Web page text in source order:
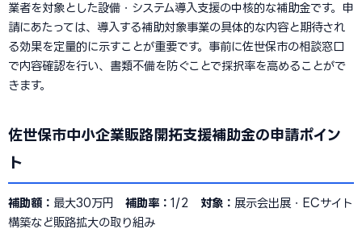
業者を対象とした設備・システム導入支援の中核的な補助金です。申
請にあたっては、導入する補助対象事業の具体的な内容と期待され
る効果を定量的に示すことが重要です。事前に佐世保市の相談窓口
で内容確認を行い、書類不備を防ぐことで採択率を高めることがで
きます。
佐世保市中小企業販路開拓支援補助金の申請ポイン
ト
補助額： 最大30万円 補助率： 1/2 対象： 展示会出展・ECサイト
構築など販路拡大の取り組み